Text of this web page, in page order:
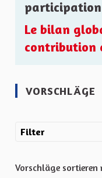
Le bilan
contribution
VORSCHLÄGE
Filter
Vorschläge sortieren